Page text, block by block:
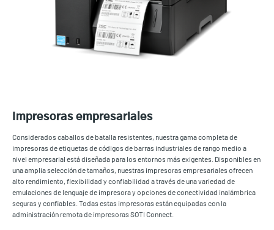
Impresoras empresariales
Considerados caballos de batalla resistentes, nuestra gama completa de
impresoras de etiquetas de códigos de barras industriales de rango medio a
nivel empresarial está diseñada para los entornos más exigentes. Disponibles en
una amplia selección de tamaños, nuestras impresoras empresariales ofrecen
alto rendimiento, flexibilidad y confiabilidad a través de una variedad de
emulaciones de lenguaje de impresora y opciones de conectividad inalámbrica
seguras y confiables. Todas estas impresoras están equipadas con la
administración remota de impresoras SOTI Connect.